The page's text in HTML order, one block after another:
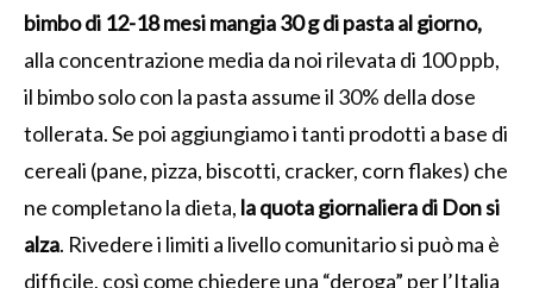
bimbo di 12-18 mesi mangia 30 g di pasta al giorno,
alla concentrazione media da noi rilevata di 100 ppb,
il bimbo solo con la pasta assume il 30% della dose
tollerata. Se poi aggiungiamo i tanti prodotti a base di
cereali (pane, pizza, biscotti, cracker, corn flakes) che
ne completano la dieta, la quota giornaliera di Don si
alza. Rivedere i limiti a livello comunitario si può ma è
difficile, così come chiedere una “deroga” per l’Italia